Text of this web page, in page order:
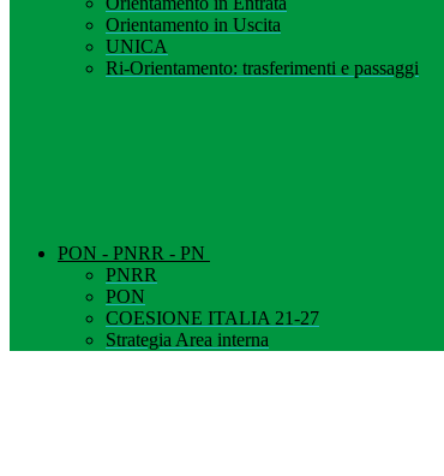
Orientamento in Uscita
UNICA
Ri-Orientamento: trasferimenti e passaggi
PON - PNRR - PN
PNRR
PON
COESIONE ITALIA 21-27
Strategia Area interna